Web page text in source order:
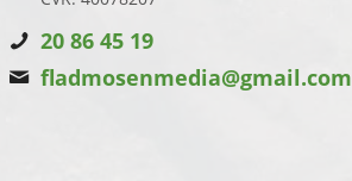
20 86 45 19
fladmosenmedia@gmail.com